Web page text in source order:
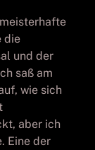
die
und der
saß am
wie sich
aber ich
Eine der